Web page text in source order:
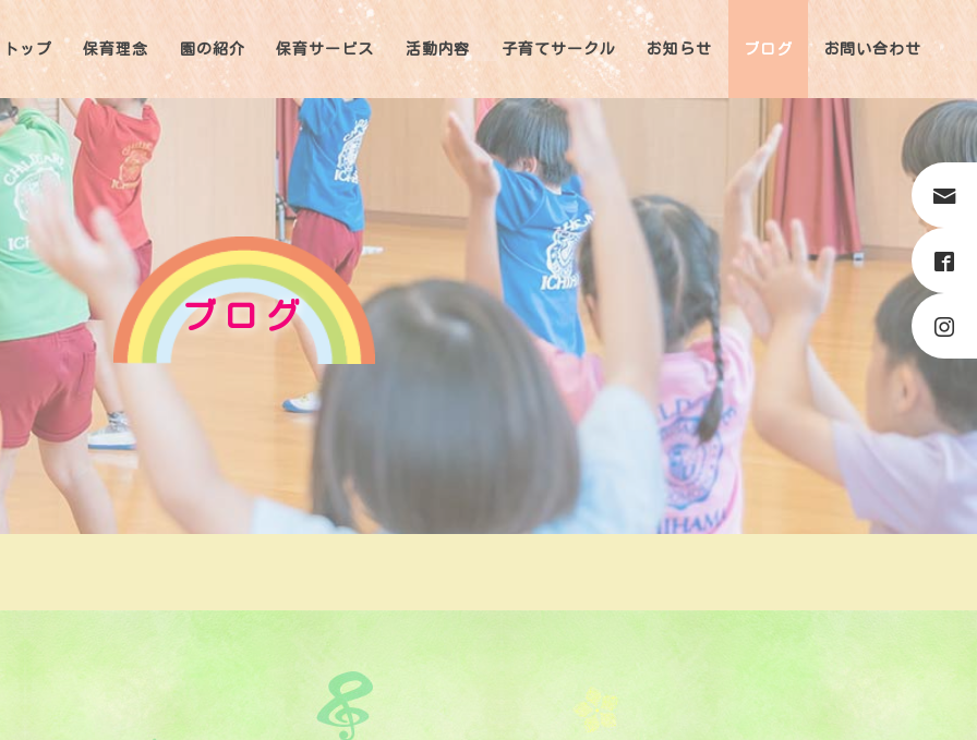
トップ 保育理念 園の紹介 保育サービス 活動内容 子育てサークル お知らせ ブログ お問い合わせ
ブログ